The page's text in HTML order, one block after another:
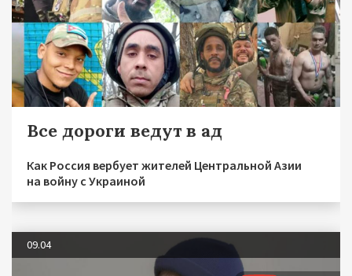
Все дороги ведут в ад
Как Россия вербует жителей Центральной Азии
на войну с Украиной
09.04